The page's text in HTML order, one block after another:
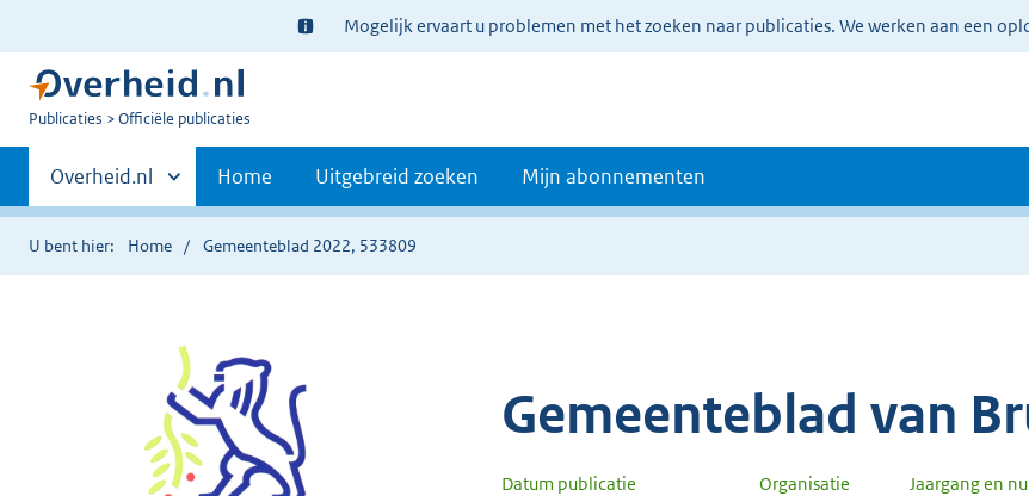
Ter
informatie:
Mogelijk ervaart u problemen met het zoeken naar publicaties. We werken aan een
U
Publicaties Officiële publicaties
Primaire
navigatie
Andere
sites
binnen
Overheid.nl Home Uitgebreid zoeken Mijn abonnementen
U bent hier: Home Gemeenteblad 2022, 533809
Gemeenteblad van
Datum publicatie Organisatie Jaargang en